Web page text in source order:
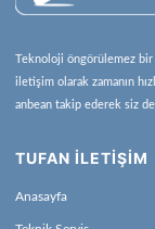
Teknoloji öngörülemez
iletişim olarak zamanın
anbean takip ederek siz
TUFAN İLETİŞİM
Anasayfa